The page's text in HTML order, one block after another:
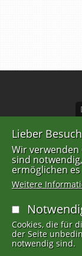
Lieber
Wir verwenden
sind
ermöglichen
Weitere
Cookies, die für
der Seite
notwendig sind.